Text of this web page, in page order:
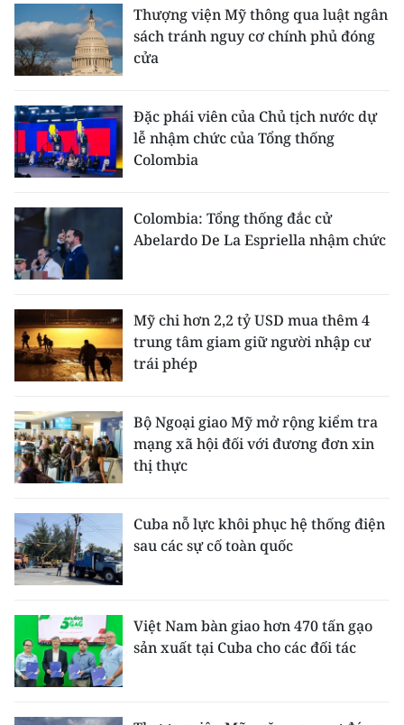
Trung du và miền núi phía Bắc
Đồng bằng sông Hồng
Duyên hải Nam Trung Bộ và Tây
Nguyên
Đồng bằng sông Cửu Long
Chuyên trang Hà Nội
Chuyên trang TP. Hồ Chí Minh
CHUYÊN ĐỀ
VỀ BÁO NHÂN DÂN
NHÂN DÂN CUỐI TUẦN
NHÂN DÂN HẰNG THÁNG
MUA BÁO
ĐỌC BÁO IN
Thượng viện Mỹ thông qua luật ngân
sách tránh nguy cơ chính phủ đóng
cửa
Đặc phái viên của Chủ tịch nước dự
lễ nhậm chức của Tổng thống
Colombia
Colombia: Tổng thống đắc cử
Abelardo De La Espriella nhậm chức
Mỹ chi hơn 2,2 tỷ USD mua thêm 4
trung tâm giam giữ người nhập cư
trái phép
Bộ Ngoại giao Mỹ mở rộng kiểm tra
mạng xã hội đối với đương đơn xin
thị thực
Cuba nỗ lực khôi phục hệ thống điện
sau các sự cố toàn quốc
Việt Nam bàn giao hơn 470 tấn gạo
sản xuất tại Cuba cho các đối tác